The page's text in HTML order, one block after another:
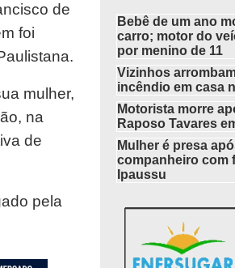
de
foi
mulher,
na
de
pela
Bebê de um ano
carro; motor do
por menino de 11
Vizinhos
incêndio em casa
Motorista morre
Raposo Tavares
Mulher é presa
companheiro com
Ipaussu